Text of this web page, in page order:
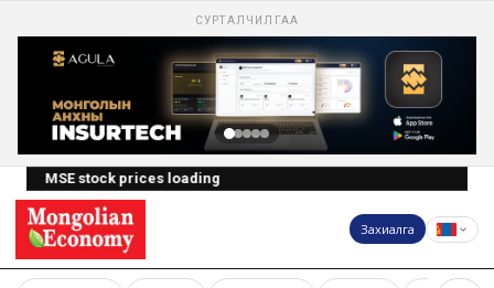
СУРТАЛЧИЛГАА
MSE stock prices loading
Захиалга